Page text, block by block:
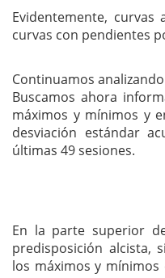
Evidentemente,
curvas con pendientes
Continuamos
Buscamos ahora
máximos y mínimos y
desviación estándar
últimas 49 sesiones.
En la parte superior
predisposición alcista,
los máximos y mínimos